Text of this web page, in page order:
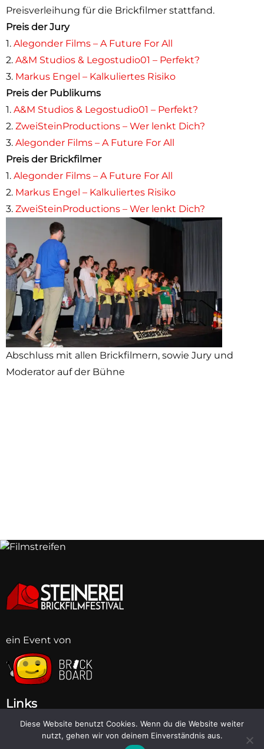
Preisverleihung für die Brickfilmer stattfand.
Preis der Jury
1. Alegonder Films – A Future For All
2. A&M Studios & Legostudio01 – Perfekt?
3. Markus Engel – Kalkuliertes Risiko
Preis der Publikums
1. A&M Studios & Legostudio01 – Perfekt?
2. ZweiSteinProductions – Wer lenkt Dich?
3. Alegonder Films – A Future For All
Preis der Brickfilmer
1. Alegonder Films – A Future For All
2. Markus Engel – Kalkuliertes Risiko
3. ZweiSteinProductions – Wer lenkt Dich?
Abschluss mit allen Brickfilmern, sowie Jury und
Moderator auf der Bühne
Diese Website benutzt Cookies. Wenn du die Website weiter
nutzt, gehen wir von deinem Einverständnis aus.
ein Event von
BBBBBBBB
BBBBBBBB
Links
Brickboard